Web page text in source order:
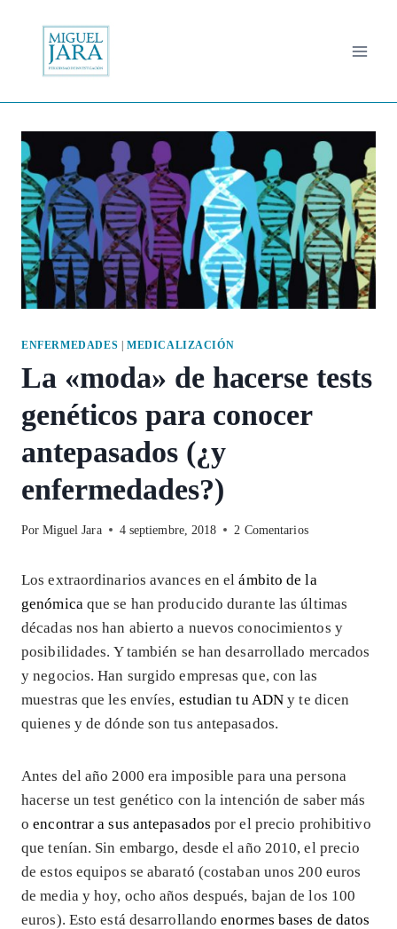
contenido
ENFERMEDADES MEDICALIZACIÓN
La «moda» de hacerse tests
genéticos para conocer
antepasados (¿y
enfermedades?)
Por Miguel Jara 4 septiembre, 2018 2 Comentarios
Los extraordinarios avances en elámbito de la
genómica que se han producido durante las últimas
décadas nos han abierto a nuevos conocimientos y
posibilidades. Y también se han desarrollado mercados
y negocios. Han surgido empresas que, con las
muestras que les envíes, estudian tu ADN y te dicen
quienes y de dónde son tus antepasados.
Antes del año 2000 era imposible para una persona
hacerse un test genético con la intención de saber más
oencontrar a sus antepasados por el precio prohibitivo
que tenían. Sin embargo, desde el año 2010, el precio
de estos equipos se abarató (costaban unos 200 euros
de media y hoy, ocho años después, bajan de los 100
euros). Esto está desarrollandoenormes bases de datos